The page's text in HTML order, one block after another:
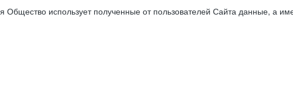
Общество использует полученные от пользователей Сайта данные, а